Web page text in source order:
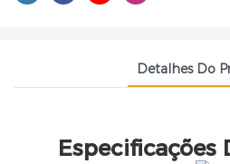
Detalhes Do
Especificações